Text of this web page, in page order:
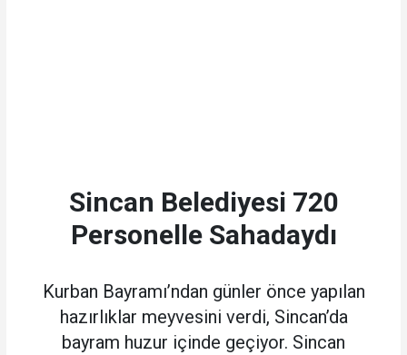
Sincan Belediyesi 720
Personelle Sahadaydı
Kurban Bayramı’ndan günler önce yapılan
hazırlıklar meyvesini verdi, Sincan’da
bayram huzur içinde geçiyor. Sincan